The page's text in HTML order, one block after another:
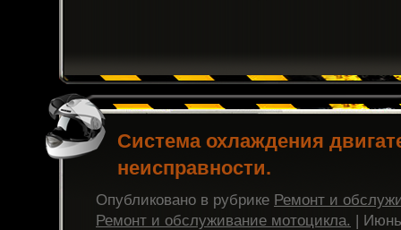
Система охлаждения
неисправности.
Опубликовано в рубрике Ремонт и
Ремонт и обслуживание мотоцикла. |